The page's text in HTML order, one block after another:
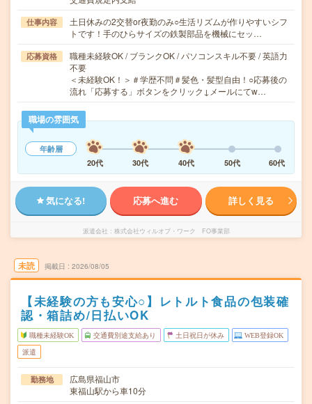
仕事内容
土日休みの2交替or夜勤のみ○生活リズムが作りやすいシフ
トです！手のひらサイズの鉄製部品を機械にセッ…
応募資格
職種未経験OK / ブランクOK / パソコンスキル不要 / 英語力
不要
＜未経験OK！＞＃学歴不問＃髪色・髪型自由！○応募後の
流れ「応募する」ボタンをクリック↓メールにてw…
職場の雰囲気
年齢層
20代
30代 40代 50代 60代
気になる! 応募へ進む 詳しく見る
派遣会社 株式会社ウィルオブ・ワーク FO事業部
未読 掲載日 2026/08/05
【未経験の方も安心○】レトルト食品の包装確
認・箱詰め/日払いOK
職種未経験OK 交通費別途支給あり 土日祝日が休み WEB登録OK
派遣
勤務地
広島県福山市
東福山駅から車10分